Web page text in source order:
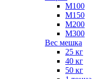
М100
М150
М200
М300
Вес мешка
25 кг
40 кг
50 кг